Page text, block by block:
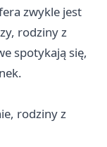
zwykle jest
rodziny z
spotykają się,
rodziny z